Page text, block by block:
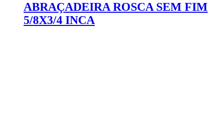
ABRAÇADEIRA ROSCA SEM FIM
5/8X3/4 INCA